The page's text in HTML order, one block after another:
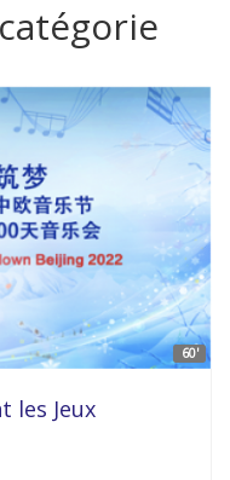
60'
les Jeux